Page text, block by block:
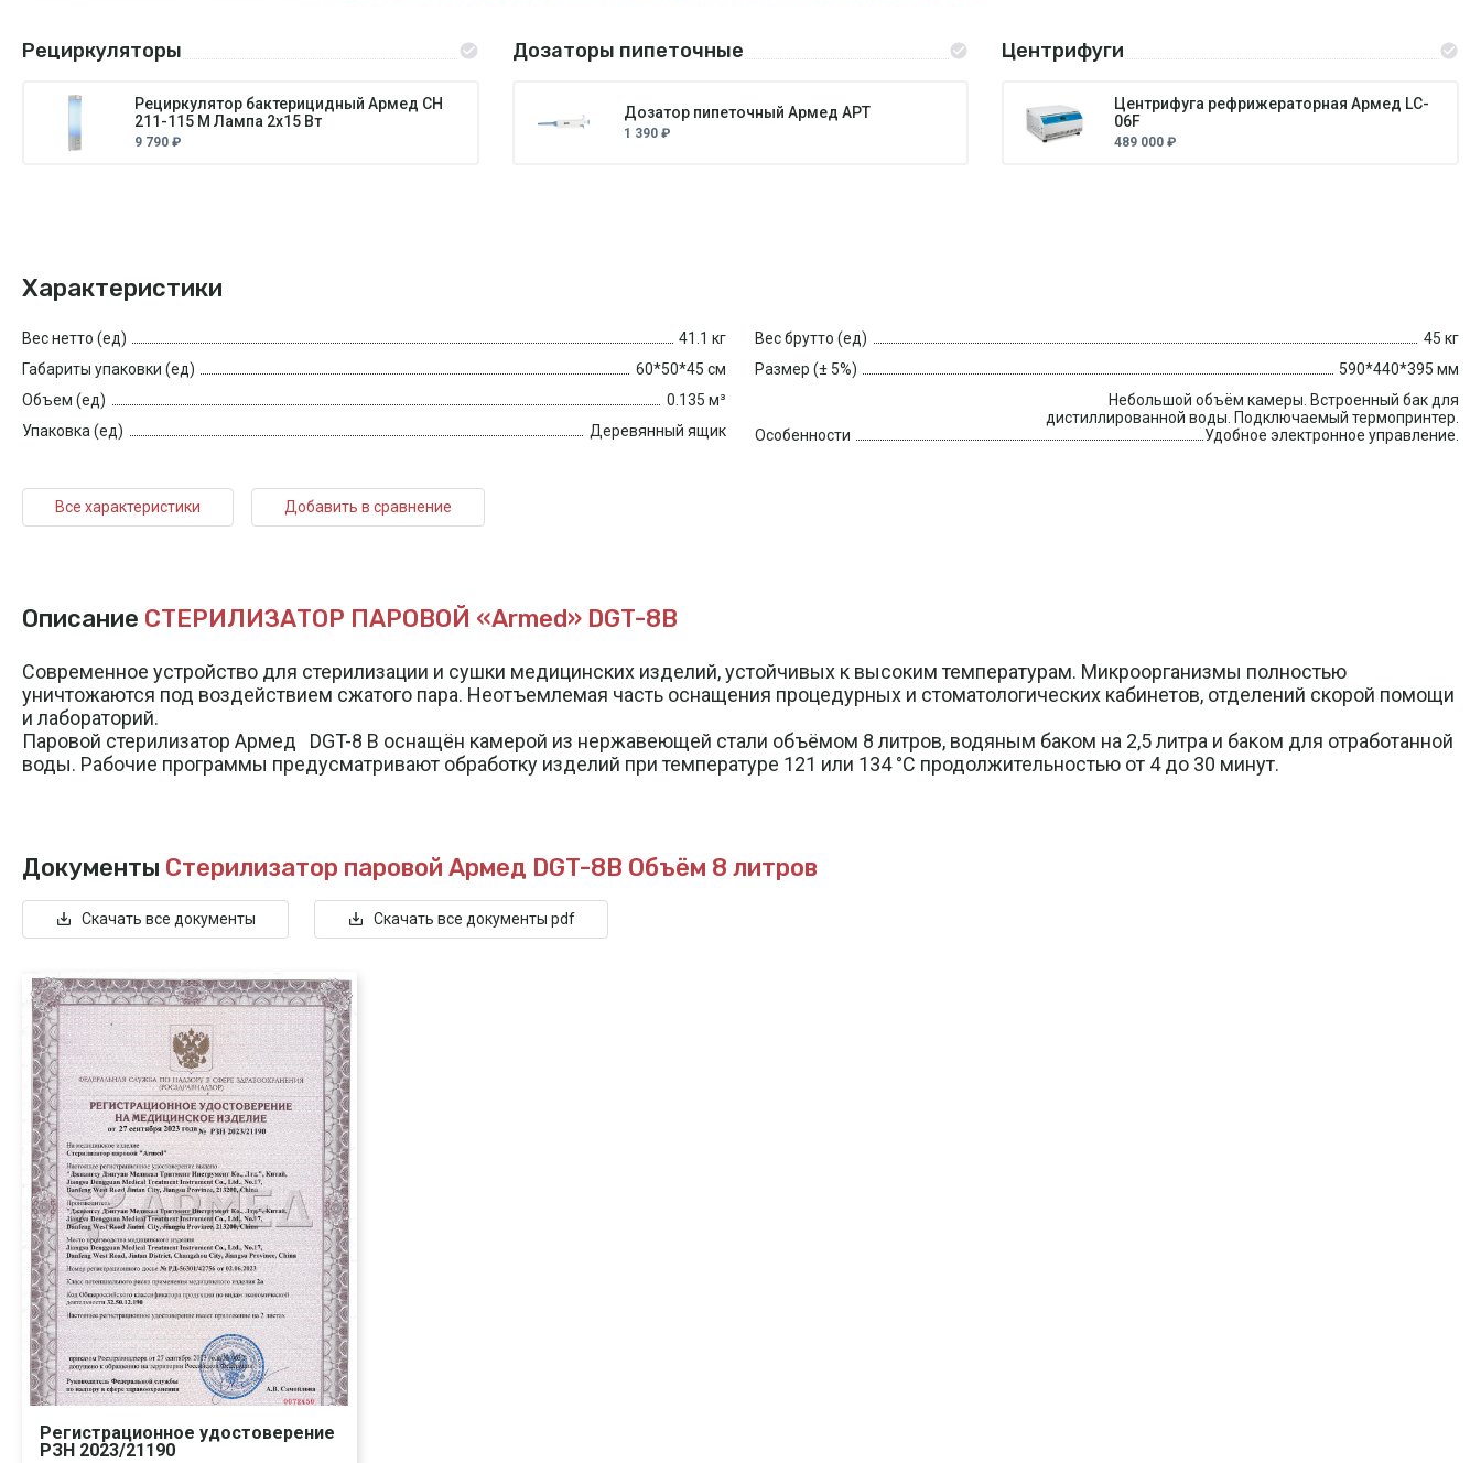
Рециркуляторы
Рециркулятор бактерицидный Армед СН
211-115 М Лампа 2х15 Вт
9 790 ₽
Дозаторы пипеточные
Дозатор пипеточный Армед APT
1 390 ₽
Центрифуги
Центрифуга рефрижераторная Армед LC-
06F
489 000 ₽
Характеристики
Вес нетто (ед)
41.1 кг
Габариты упаковки (ед)
60*50*45 см
Объем (ед)
0.135 м³
Упаковка (ед)
Деревянный ящик
Вес брутто (ед)
45 кг
Размер (± 5%)
590*440*395 мм
Особенности
Небольшой объём камеры. Встроенный бак для
дистиллированной воды. Подключаемый термопринтер.
Удобное электронное управление.
Все характеристики Добавить в сравнение
Описание СТЕРИЛИЗАТОР ПАРОВОЙ «Armed» DGT-8B
Современное устройство для стерилизации и сушки медицинских изделий, устойчивых к высоким температурам. Микроорганизмы полностью
уничтожаются под воздействием сжатого пара. Неотъемлемая часть оснащения процедурных и стоматологических кабинетов, отделений скорой помощи
и лабораторий.
Паровой стерилизатор Армед DGT-8 B оснащён камерой из нержавеющей стали объёмом 8 литров, водяным баком на 2,5 литра и баком для отработанной
воды. Рабочие программы предусматривают обработку изделий при температуре 121 или 134 °C продолжительностью от 4 до 30 минут.
Документы Стерилизатор паровой Армед DGT-8B Объём 8 литров
Скачать все документы Скачать все документы pdf
Регистрационное удостоверение
РЗН 2023/21190